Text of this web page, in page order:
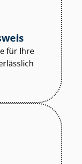
für Ihre